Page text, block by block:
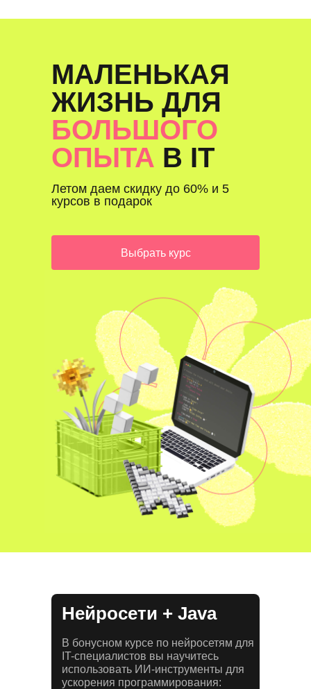
Летом даем скидку до 60% и 5
курсов в подарок
МАЛЕНЬКАЯ
ЖИЗНЬ ДЛЯ
БОЛЬШОГО
ОПЫТА В IT
Выбрать курс
Нейросети + Java
В бонусном курсе по нейросетям для
IT-специалистов вы научитесь
использовать ИИ-инструменты для
ускорения программирования: